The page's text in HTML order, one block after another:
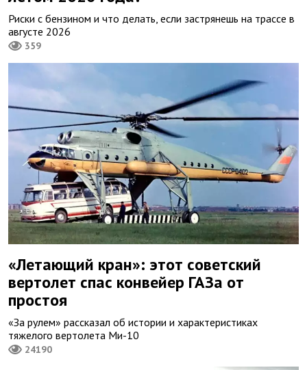
Риски с бензином и что делать, если застрянешь на трассе в
августе 2026
359
«Летающий кран»: этот советский
вертолет спас конвейер ГАЗа от
простоя
«За рулем» рассказал об истории и характеристиках
тяжелого вертолета Ми-10
24190